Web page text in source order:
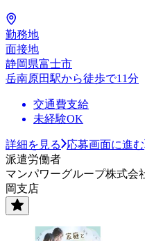
勤務地
面接地
静岡県富士市
岳南原田駅から徒歩で11分
交通費支給
未経験OK
詳細を見る
応募画面に進む
派遣労働者
マンパワーグループ株式会
岡支店